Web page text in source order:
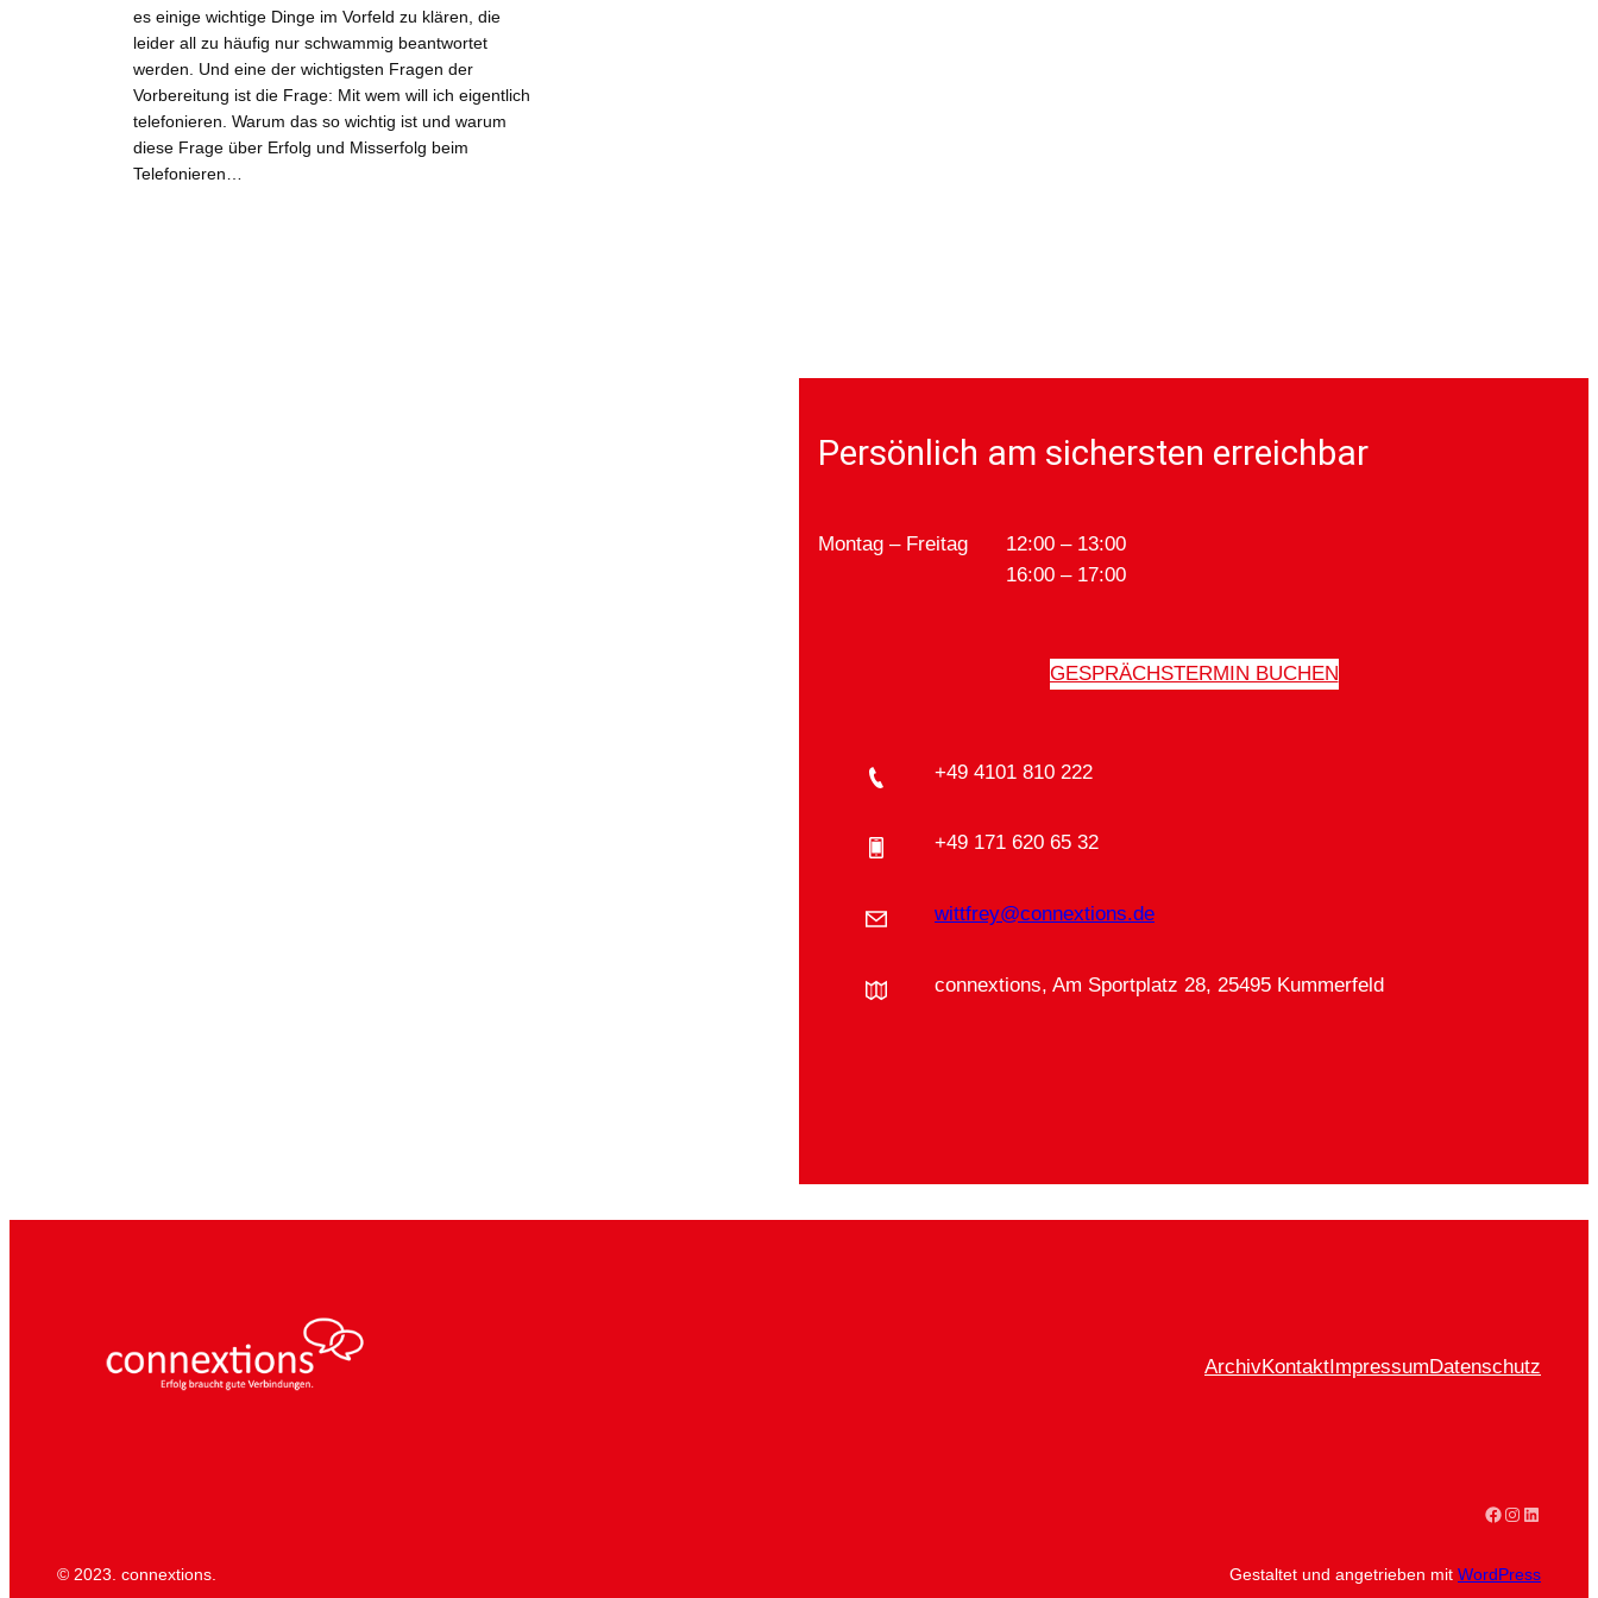
es einige wichtige Dinge im Vorfeld zu klären, die
leider all zu häufig nur schwammig beantwortet
werden. Und eine der wichtigsten Fragen der
Vorbereitung ist die Frage: Mit wem will ich eigentlich
telefonieren. Warum das so wichtig ist und warum
diese Frage über Erfolg und Misserfolg beim
Telefonieren…
Persönlich am sichersten erreichbar
Montag – Freitag
12:00 – 13:00
16:00 – 17:00
GESPRÄCHSTERMIN BUCHEN
+49 4101 810 222
+49 171 620 65 32
wittfrey@connextions.de
connextions, Am Sportplatz 28, 25495 Kummerfeld
ArchivKontakt Impressum Datenschutz
Facebook
Instagram
LinkedIn
© 2023. connextions. Gestaltet und angetrieben mit WordPress